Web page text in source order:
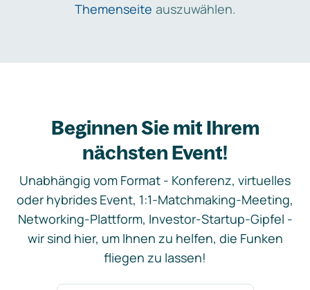
Themenseite auszuwählen.
Beginnen Sie mit Ihrem
nächsten Event!
Unabhängig vom Format - Konferenz, virtuelles
oder hybrides Event, 1:1-Matchmaking-Meeting,
Networking-Plattform, Investor-Startup-Gipfel -
wir sind hier, um Ihnen zu helfen, die Funken
fliegen zu lassen!